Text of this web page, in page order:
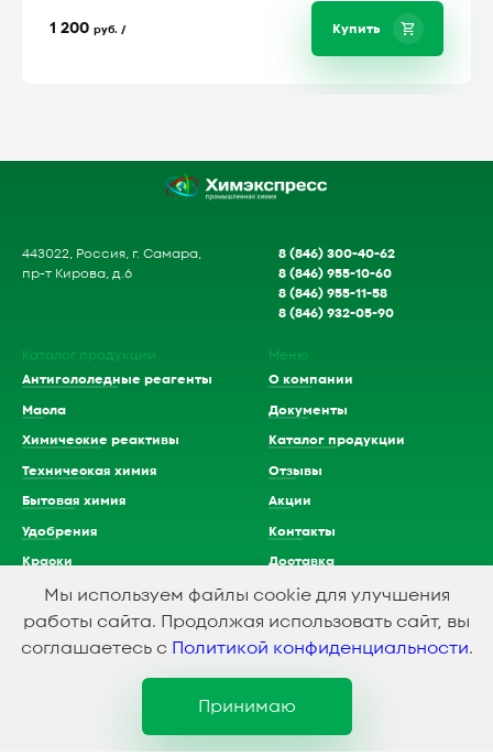
1 200 руб. / Купить
443022, Россия, г. Самара,
пр-т Кирова, д.6
8 (846) 300-40-62
8 (846) 955-10-60
8 (846) 955-11-58
8 (846) 932-05-90
Каталог продукции
Антигололедные реагенты
Масла
Химические реактивы
Техническая химия
Бытовая химия
Удобрения
Краски
Растворители
Кислоты
Меню
О компании
Документы
Каталог продукции
Отзывы
Акции
Контакты
Доставка
1994-2023 © ООО Химэкспресс
Мы используем файлы cookie для улучшения
работы сайта. Продолжая использовать сайт, вы
соглашаетесь с Политикой конфиденциальности.
Принимаю